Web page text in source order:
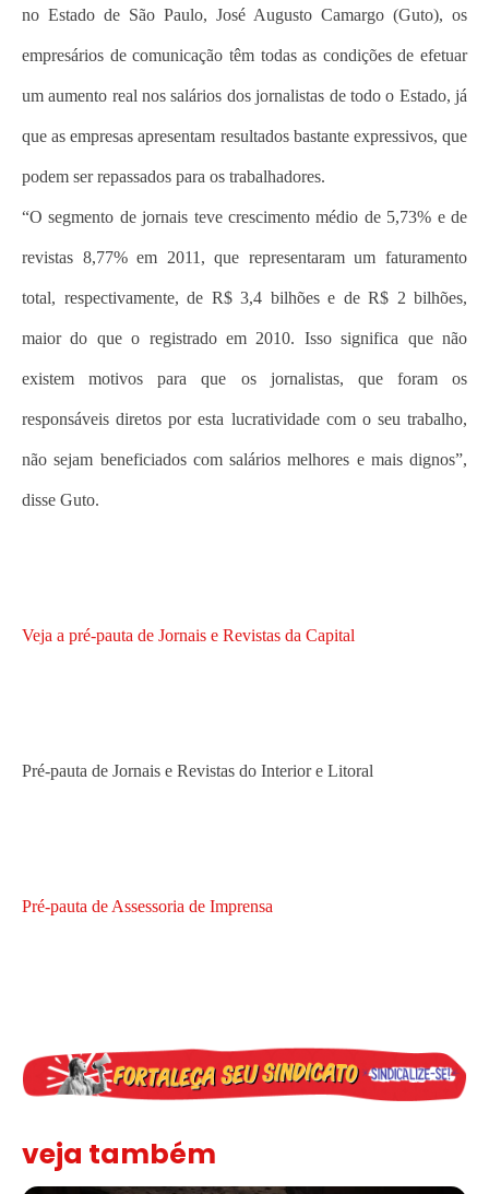
no Estado de São Paulo, José Augusto Camargo (Guto), os
empresários de comunicação têm todas as condições de efetuar
um aumento real nos salários dos jornalistas de todo o Estado, já
que as empresas apresentam resultados bastante expressivos, que
podem ser repassados para os trabalhadores.
“O segmento de jornais teve crescimento médio de 5,73% e de
revistas 8,77% em 2011, que representaram um faturamento
total, respectivamente, de R$ 3,4 bilhões e de R$ 2 bilhões,
maior do que o registrado em 2010. Isso significa que não
existem motivos para que os jornalistas, que foram os
responsáveis diretos por esta lucratividade com o seu trabalho,
não sejam beneficiados com salários melhores e mais dignos”,
disse Guto.
Veja a pré-pauta de Jornais e Revistas da Capital
Pré-pauta de Jornais e Revistas do Interior e Litoral
Pré-pauta de Assessoria de Imprensa
veja também